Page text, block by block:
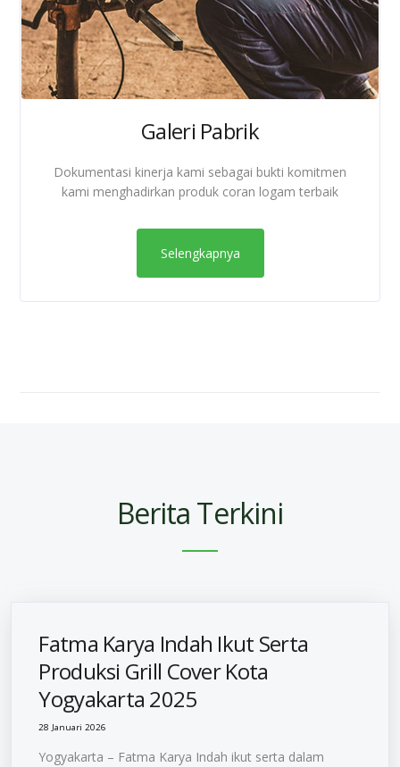
Galeri Pabrik
Dokumentasi kinerja kami sebagai bukti komitmen
kami menghadirkan produk coran logam terbaik
Selengkapnya
Berita Terkini
Fatma Karya Indah Ikut Serta
Produksi Grill Cover Kota
Yogyakarta 2025
28 Januari 2026
Yogyakarta – Fatma Karya Indah ikut serta dalam